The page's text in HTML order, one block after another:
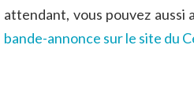
attendant, vous pouvez aussi
bande-annonce sur le site du